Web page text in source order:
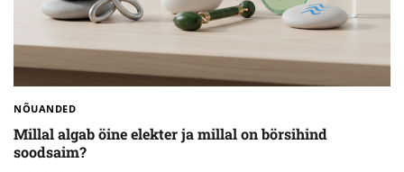
NÕUANDED
Millal algab öine elekter ja millal on börsihind
soodsaim?